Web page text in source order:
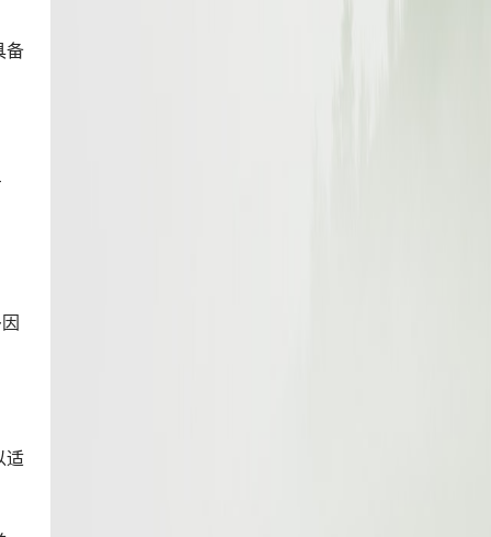
备
适